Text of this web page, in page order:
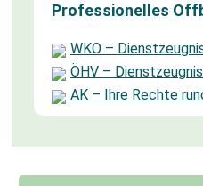
Professionelles
WKO –
ÖHV –
AK – Ihre Rechte